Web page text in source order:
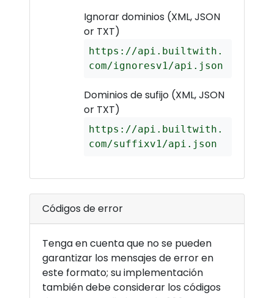
Ignorar dominios (XML, JSON
or TXT)
https://api.builtwith.
com/ignoresv1/api.json
Dominios de sufijo (XML, JSON
or TXT)
https://api.builtwith.
com/suffixv1/api.json
Códigos de error
Tenga en cuenta que no se pueden
garantizar los mensajes de error en
este formato; su implementación
también debe considerar los códigos